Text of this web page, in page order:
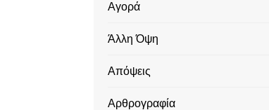
Αγορά
Άλλη Όψη
Απόψεις
Αρθρογραφία